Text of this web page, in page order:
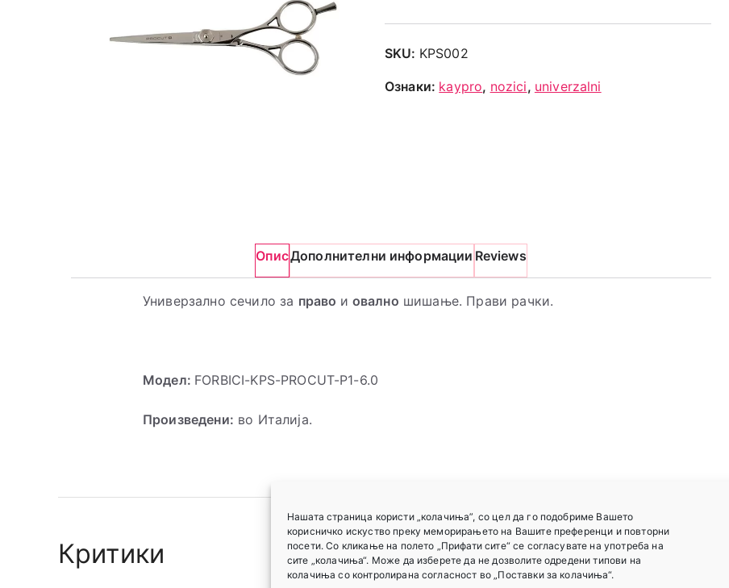
Нашата страница користи „колачиња”, со цел да го подобриме Вашето
корисничко искуство преку меморирањето на Вашите преференци и повторни
посети. Со кликање на полето „Прифати сите“ се согласувате на употреба на
сите „колачиња“. Може да изберете да не дозволите одредени типови на
колачиња со контролирана согласност во „Поставки за колачиња“.
SKU: KPS002
Ознаки: kaypro, nozici, univerzalni
ОписДополнителни информации Reviews
Универзално сечило за право и овално шишање. Прави рачки.
Модел: FORBICI-KPS-PROCUT-P1-6.0
Произведени: во Италија.
Критики